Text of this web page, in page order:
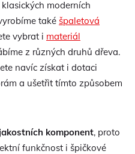
klasických moderních
také špaletová
vybrat i materiál
z různých druhů dřeva.
navíc získat i dotaci
a ušetřit tímto způsobem
jakostních komponent, proto
funkčnost i špičkové